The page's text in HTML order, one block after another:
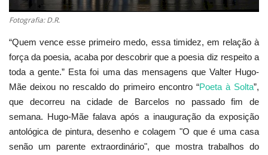
Ficha técnica
Cultura
Lazer
Ambiente
Fotografia: D.R.
“Quem vence esse primeiro medo, essa timidez, em relação à
força da poesia, acaba por descobrir que a poesia diz respeito a
toda a gente.” Esta foi uma das mensagens que Valter Hugo-
Mãe deixou no rescaldo do primeiro encontro “Poeta à Solta”,
que decorreu na cidade de Barcelos no passado fim de
semana. Hugo-Mãe falava após a inauguração da exposição
antológica de pintura, desenho e colagem "O que é uma casa
senão um parente extraordinário", que mostra trabalhos do